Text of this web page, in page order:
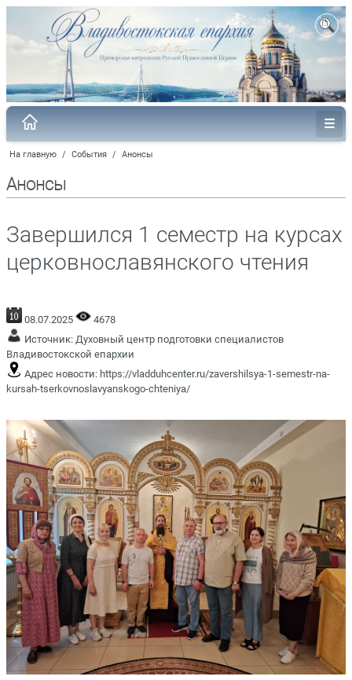
На главную / События / Анонсы
Анонсы
Завершился 1 семестр на курсах
церковнославянского чтения
08.07.2025
4678
Источник: Духовный центр подготовки специалистов
Владивостокской епархии
Адрес новости: https://vladduhcenter.ru/zavershilsya-1-semestr-na-
kursah-tserkovnoslavyanskogo-chteniya/